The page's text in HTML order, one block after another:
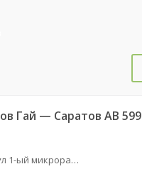
Гай — Саратов АВ 599
Новоузенск (ул 1-ый микрорайон 12)